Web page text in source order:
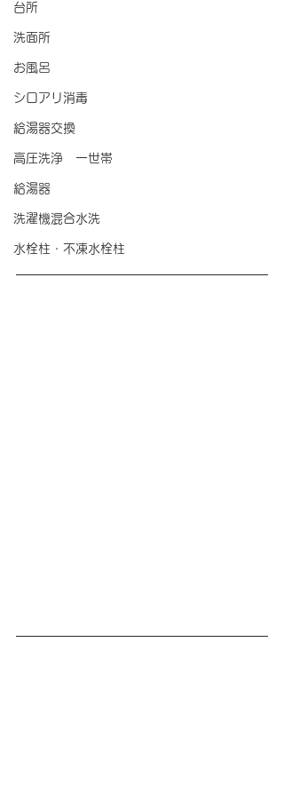
台所
洗面所
お風呂
シロアリ消毒
給湯器交換
高圧洗浄 一世帯
給湯器
洗濯機混合水洗
水栓柱・不凍水栓柱